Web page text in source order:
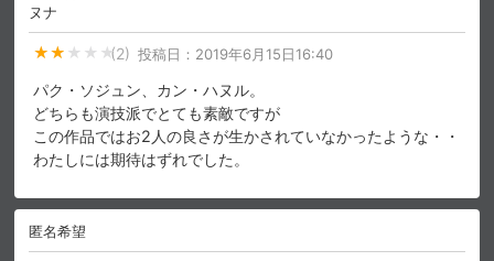
す。
メルマガ
メルマガの配信停止、配信先のメールアド
レスの変更が可能です。
定額見放題解約
可能です。
ヌナ
(2) 投稿日： 2019年6月15日16:40
パク・ソジュン、カン・ハヌル。
どちらも演技派でとても素敵ですが
この作品ではお2人の良さが生かされていなかったような・・
わたしには期待はずれでした。
匿名希望